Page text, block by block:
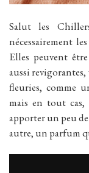
Salut les
nécessairement
Elles peuvent
aussi
fleuries, comme
mais en tout
apporter un peu
autre, un parfum